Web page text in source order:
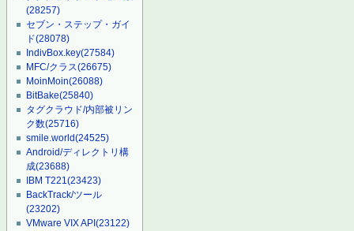
(28257)
セブン・ステップ・ガイ
ド(28078)
IndivBox.key(27584)
MFC/クラス(26675)
MoinMoin(26088)
BitBake(25840)
タグクラウド/内部被リン
ク数(25716)
smile.world(24525)
Android/ディレクトリ構
成(23688)
IBM T221(23423)
BackTrack/ツール
(23202)
VMware VIX API(23122)